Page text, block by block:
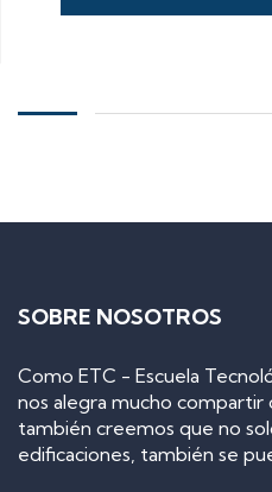
SOBRE NOSOTROS
Como ETC - Escuela
nos alegra mucho
también creemos que no
edificaciones, también se